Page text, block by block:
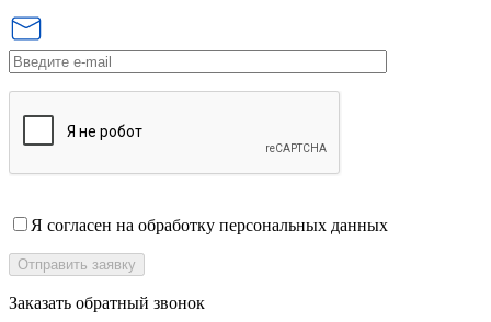
Я согласен на обработку персональных данных
Заказать обратный звонок